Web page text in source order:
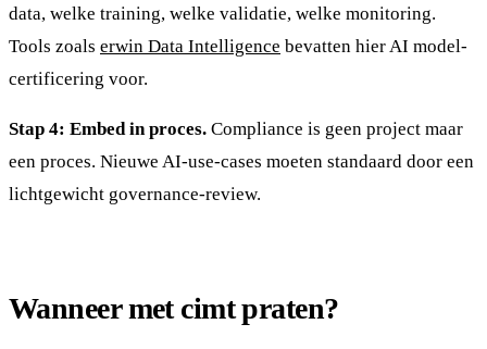
data, welke training, welke validatie, welke monitoring.
Tools zoals erwin Data Intelligence bevatten hier AI model-
certificering voor.
Stap 4: Embed in proces. Compliance is geen project maar
een proces. Nieuwe AI-use-cases moeten standaard door een
lichtgewicht governance-review.
Wanneer met cimt praten?